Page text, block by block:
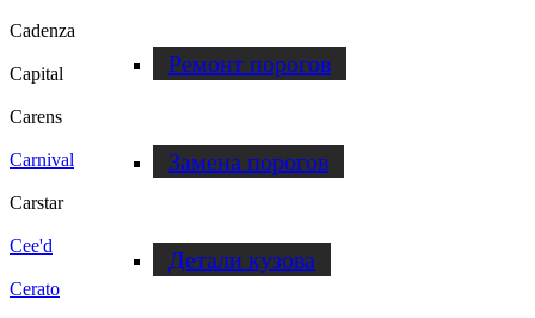
Ремонт порогов
Замена порогов
Детали кузова
Cadenza
Capital
Carens
Carnival
Carstar
Cee'd
Cerato